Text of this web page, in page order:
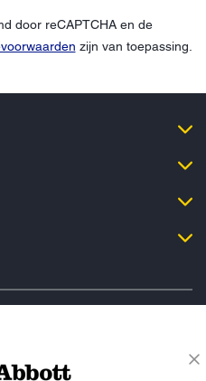
door reCAPTCHA en de
zijn van toepassing.
Algemene Voorwaarden